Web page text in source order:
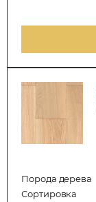
Порода дерева
Сортировка